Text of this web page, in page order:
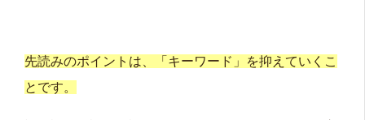
先読みのポイントは、「キーワード」を抑えていくこ
とです。